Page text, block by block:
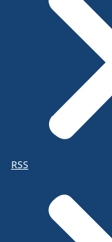
RSS